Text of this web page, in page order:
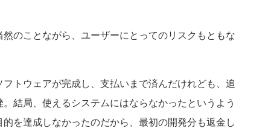
のことながら、ユーザーにとってのリスクもともな
トウェアが完成し、支払いまで済んだけれども、追
結局、使えるシステムにはならなかったというよう
を達成しなかったのだから、最初の開発分も返金し